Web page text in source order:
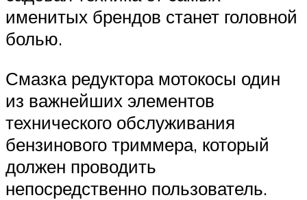
именитых брендов станет головной
болью.
Смазка редуктора мотокосы один
из важнейших элементов
технического обслуживания
бензинового триммера, который
должен проводить
непосредственно пользователь.